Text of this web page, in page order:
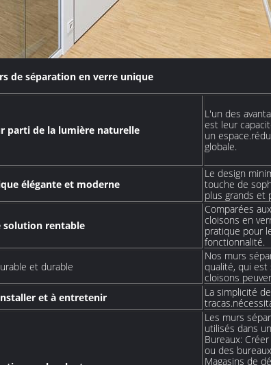
de séparation en verre unique
parti de la lumière naturelle
L'un des
est leur
un
globale.
élégante et moderne
Le design
touche de
plus grands et
solution rentable
Comparées
cloisons en
pratique pour
fonctionnalité.
et durable
Nos murs
qualité, qui est
cloisons
et à entretenir
La simplicité
Les murs
utilisés dans
Bureaux:
ou des
Magasins de